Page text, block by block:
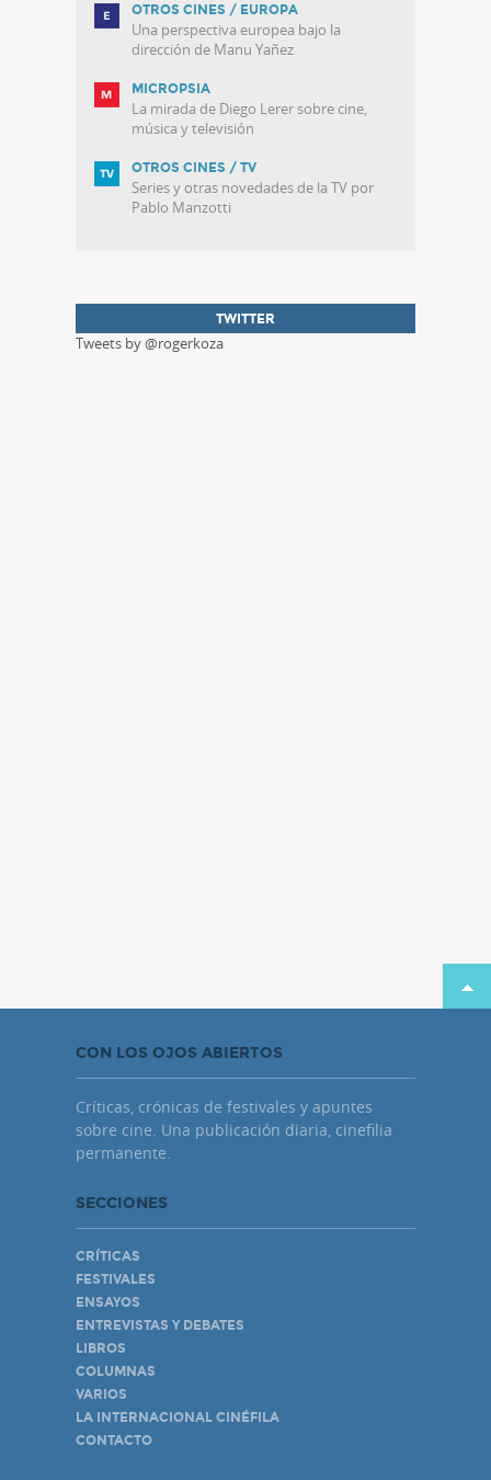
OTROS CINES / EUROPA
Una perspectiva europea bajo la
dirección de Manu Yañez
MICROPSIA
La mirada de Diego Lerer sobre cine,
música y televisión
OTROS CINES / TV
Series y otras novedades de la TV por
Pablo Manzotti
TWITTER
Tweets by @rogerkoza
CON LOS OJOS ABIERTOS
Críticas, crónicas de festivales y apuntes
sobre cine. Una publicación diaria, cinefilia
permanente.
SECCIONES
CRÍTICAS
FESTIVALES
ENSAYOS
ENTREVISTAS Y DEBATES
LIBROS
COLUMNAS
VARIOS
LA INTERNACIONAL CINÉFILA
CONTACTO